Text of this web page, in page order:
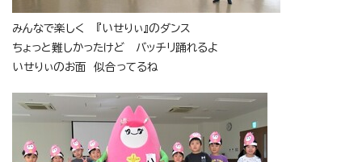
みんなで楽しく 『いせりぃ』のダンス
ちょっと難しかったけど バッチリ踊れるよ
いせりぃのお面 似合ってるね